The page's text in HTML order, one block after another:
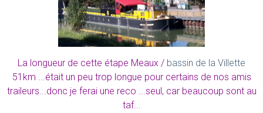
La longueur de cette étape Meaux / bassin de la Villette
51km ...était un peu trop longue pour certains de nos amis
traileurs...donc je ferai une reco ...seul, car beaucoup sont au
taf...